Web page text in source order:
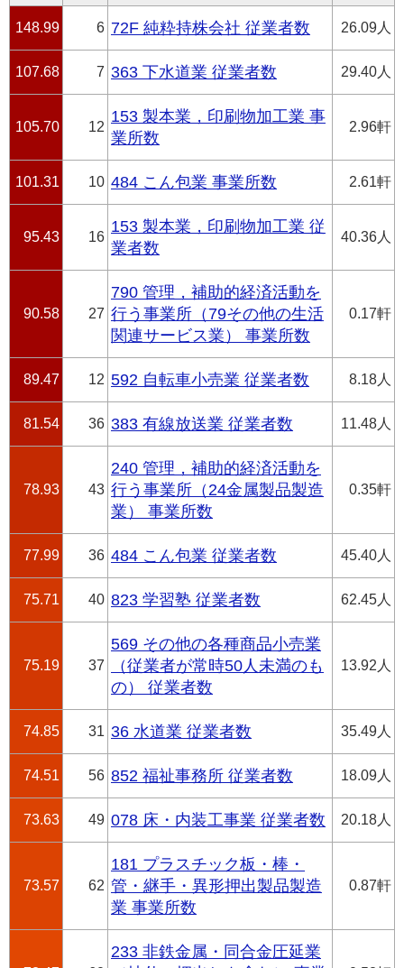
148.99 6 72F 純粋持株会社 従業者数 26.09人
107.68 7 363 下水道業 従業者数 29.40人
105.70 12
153 製本業，印刷物加工業 事
業所数
2.96軒
101.31 10 484 こん包業 事業所数 2.61軒
95.43 16
153 製本業，印刷物加工業 従
業者数
40.36人
90.58 27
790 管理，補助的経済活動を
行う事業所（79その他の生活
関連サービス業） 事業所数
0.17軒
89.47 12 592 自転車小売業 従業者数 8.18人
81.54 36 383 有線放送業 従業者数 11.48人
78.93 43
240 管理，補助的経済活動を
行う事業所（24金属製品製造
業） 事業所数
0.35軒
77.99 36 484 こん包業 従業者数 45.40人
75.71 40 823 学習塾 従業者数 62.45人
75.19 37
569 その他の各種商品小売業
（従業者が常時50人未満のも
の） 従業者数
13.92人
74.85 31 36 水道業 従業者数 35.49人
74.51 56 852 福祉事務所 従業者数 18.09人
73.63 49 078 床・内装工事業 従業者数 20.18人
73.57 62
181 プラスチック板・棒・
管・継手・異形押出製品製造
業 事業所数
0.87軒
233 非鉄金属・同合金圧延業